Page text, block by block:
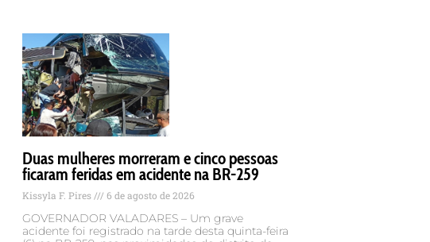
Duas mulheres morreram e cinco pessoas
ficaram feridas em acidente na BR-259
Kissyla F. Pires 6 de agosto de 2026
GOVERNADOR VALADARES – Um grave
acidente foi registrado na tarde desta quinta-feira